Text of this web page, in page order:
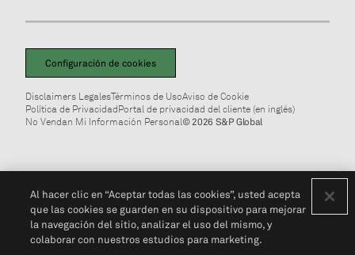
Configuración de cookies
Disclaimers LegalesTérminos de UsoAviso de Cookie
Política de PrivacidadPortal de privacidad del cliente (en inglés)
No Vendan Mi Información Personal© 2026 S&P Global
Al hacer clic en “Aceptar todas las cookies”, usted acepta
que las cookies se guarden en su dispositivo para mejorar
la navegación del sitio, analizar el uso del mismo, y
colaborar con nuestros estudios para marketing.